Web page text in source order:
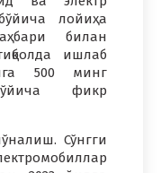
лойиҳа
билан
ишлаб
500 минг
фикр
Сўнгги